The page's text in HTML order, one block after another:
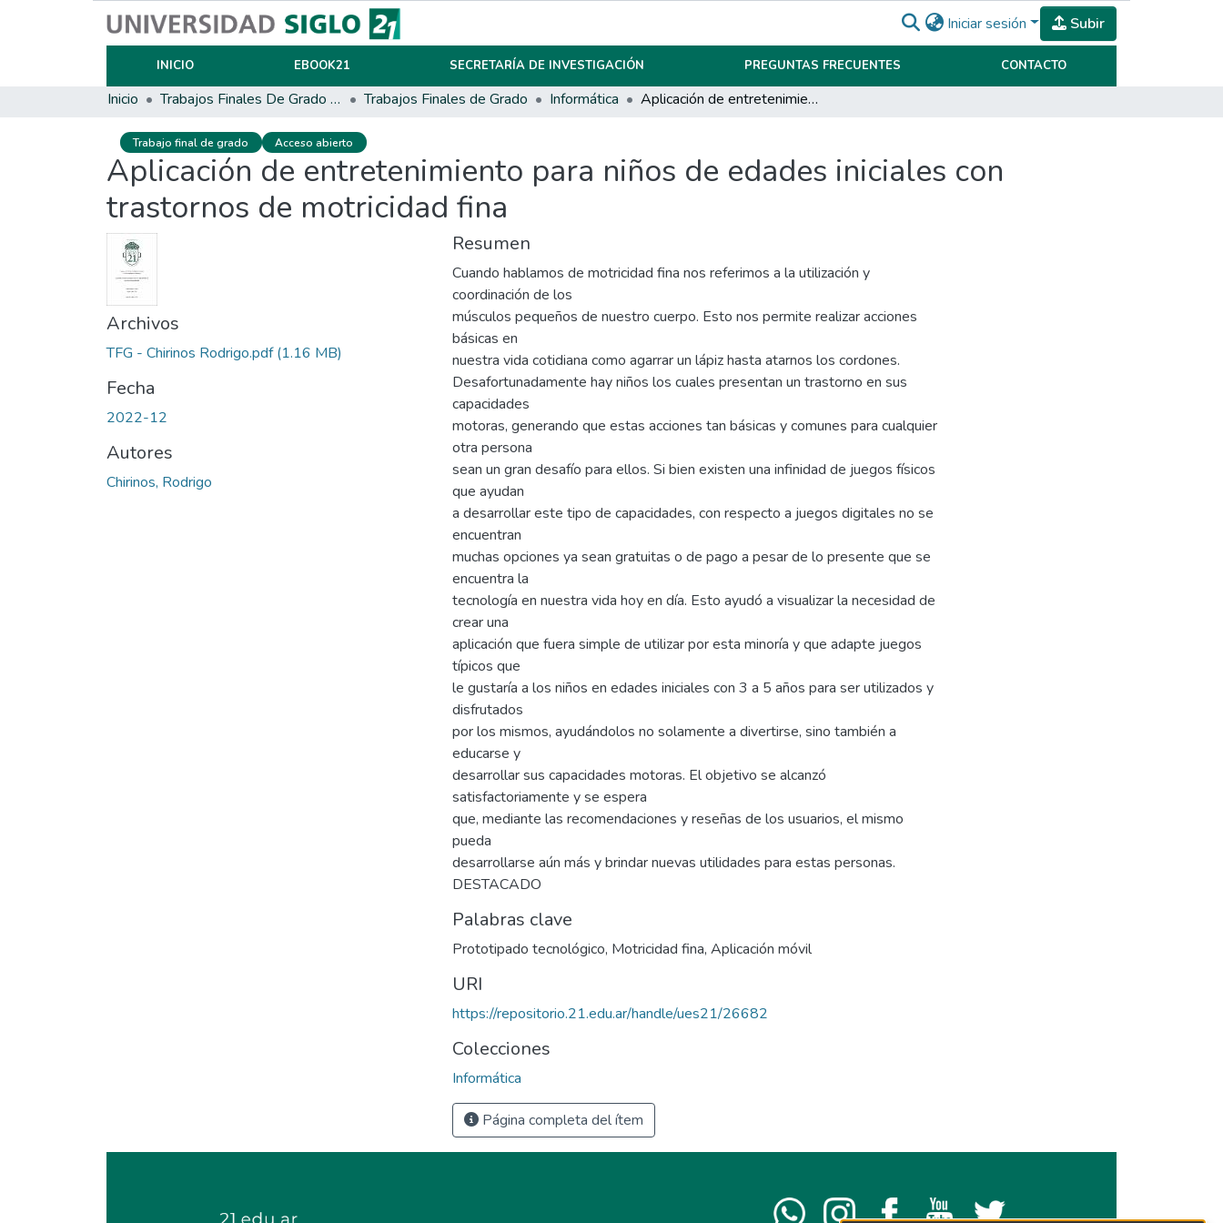
Iniciar sesión Subir
INICIO EBOOK21 SECRETARÍA DE INVESTIGACIÓN PREGUNTAS FRECUENTES CONTACTO
Inicio Trabajos Finales De Grado Y Posgrado Trabajos Finales de Grado Informática Aplicación de entretenimiento para niños de edades iniciales con trastornos de motricidad fina
Trabajo final de grado Acceso abierto
Aplicación de entretenimiento para niños de edades iniciales con
trastornos de motricidad fina
Archivos
TFG - Chirinos Rodrigo.pdf(1.16 MB)
Fecha
2022-12
Autores
Chirinos, Rodrigo
Resumen
Cuando hablamos de motricidad fina nos referimos a la utilización y
coordinación de los
músculos pequeños de nuestro cuerpo. Esto nos permite realizar acciones
básicas en
nuestra vida cotidiana como agarrar un lápiz hasta atarnos los cordones.
Desafortunadamente hay niños los cuales presentan un trastorno en sus
capacidades
motoras, generando que estas acciones tan básicas y comunes para cualquier
otra persona
sean un gran desafío para ellos. Si bien existen una infinidad de juegos físicos
que ayudan
a desarrollar este tipo de capacidades, con respecto a juegos digitales no se
encuentran
muchas opciones ya sean gratuitas o de pago a pesar de lo presente que se
encuentra la
tecnología en nuestra vida hoy en día. Esto ayudó a visualizar la necesidad de
crear una
aplicación que fuera simple de utilizar por esta minoría y que adapte juegos
típicos que
le gustaría a los niños en edades iniciales con 3 a 5 años para ser utilizados y
disfrutados
por los mismos, ayudándolos no solamente a divertirse, sino también a
educarse y
desarrollar sus capacidades motoras. El objetivo se alcanzó
satisfactoriamente y se espera
que, mediante las recomendaciones y reseñas de los usuarios, el mismo
pueda
desarrollarse aún más y brindar nuevas utilidades para estas personas.
DESTACADO
Palabras clave
Prototipado tecnológico, Motricidad fina, Aplicación móvil
URI
https://repositorio.21.edu.ar/handle/ues21/26682
Colecciones
Informática
Página completa del ítem